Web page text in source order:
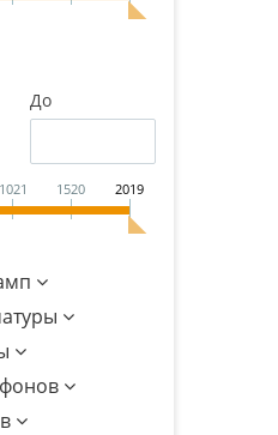
До
1021 1520 2019